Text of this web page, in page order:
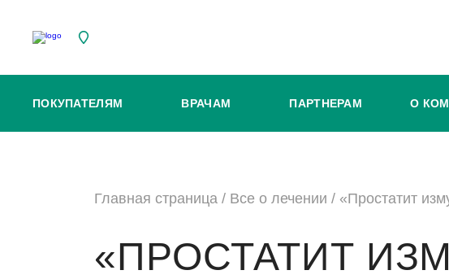
ПОКУПАТЕЛЯМ ВРАЧАМ ПАРТНЕРАМ О
Главная страница / Все о лечении / «Простатит
«ПРОСТАТИТ